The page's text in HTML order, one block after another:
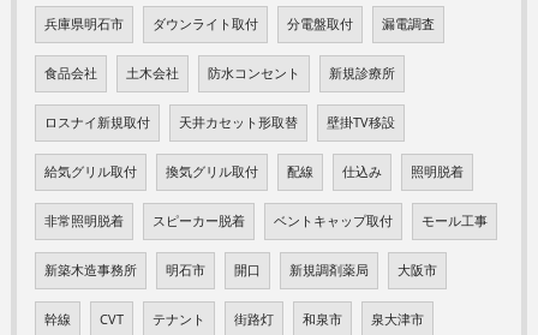
兵庫県明石市 ダウンライト取付 分電盤取付 漏電調査
食品会社 土木会社 防水コンセント 新規診療所
ロスナイ新規取付 天井カセット形取替 壁掛TV移設
給気グリル取付 換気グリル取付 配線 仕込み 照明脱着
非常照明脱着 スピーカー脱着 ベントキャップ取付 モール工事
新築木造事務所 明石市 開口 新規調剤薬局 大阪市
幹線 CVT テナント 街路灯 和泉市 泉大津市